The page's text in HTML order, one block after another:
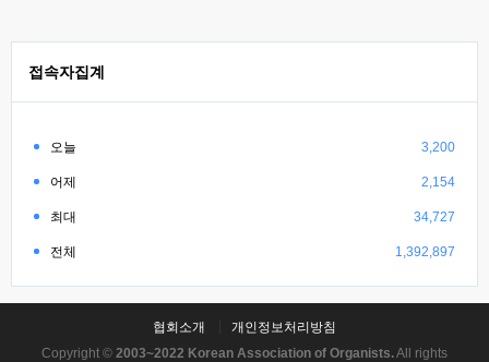
접속자집계
오늘 3,200
어제 2,154
최대 34,727
전체 1,392,897
협회소개
개인정보처리방침
Copyright © 2003~2022 Korean Association of Organists.All rights